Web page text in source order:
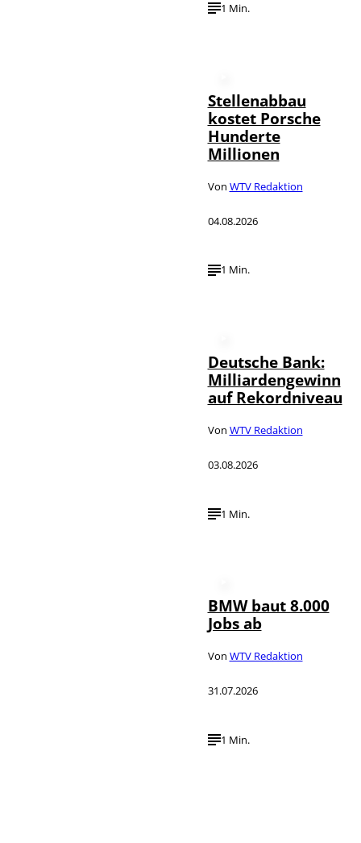
1 Min.
Stellenabbau
kostet Porsche
Hunderte
Millionen
Von WTV Redaktion
04.08.2026
1 Min.
Deutsche Bank:
Milliardengewinn
auf Rekordniveau
Von WTV Redaktion
03.08.2026
1 Min.
BMW baut 8.000
Jobs ab
Von WTV Redaktion
31.07.2026
1 Min.